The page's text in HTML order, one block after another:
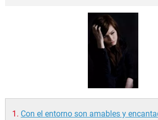
Con el entorno son amables y